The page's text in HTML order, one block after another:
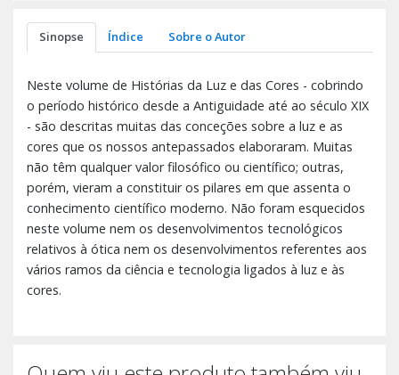
Sinopse Índice Sobre o Autor
Neste volume de Histórias da Luz e das Cores - cobrindo
o período histórico desde a Antiguidade até ao século XIX
- são descritas muitas das conceções sobre a luz e as
cores que os nossos antepassados elaboraram. Muitas
não têm qualquer valor filosófico ou científico; outras,
porém, vieram a constituir os pilares em que assenta o
conhecimento científico moderno. Não foram esquecidos
neste volume nem os desenvolvimentos tecnológicos
relativos à ótica nem os desenvolvimentos referentes aos
vários ramos da ciência e tecnologia ligados à luz e às
cores.